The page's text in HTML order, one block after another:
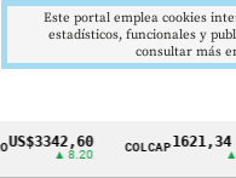
Cintillo
▲ 8.20
COLCAP1621,34 pts
▲ 0.67
Este portal emplea cookies
estadísticos, funcionales y
consultar más